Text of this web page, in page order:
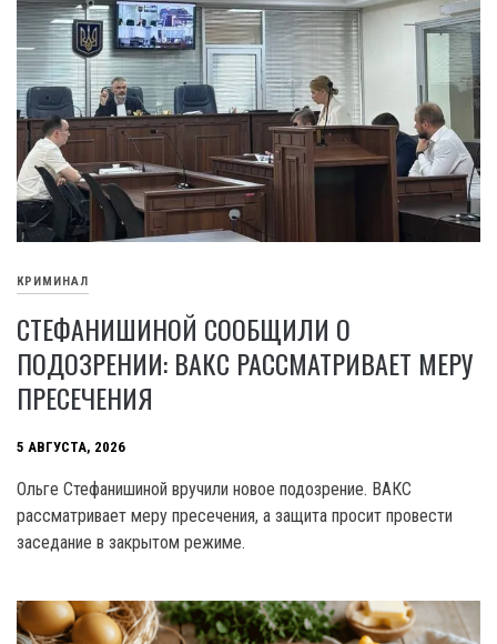
КРИМИНАЛ
СТЕФАНИШИНОЙ СООБЩИЛИ О
ПОДОЗРЕНИИ: ВАКС РАССМАТРИВАЕТ МЕРУ
ПРЕСЕЧЕНИЯ
5 АВГУСТА, 2026
Ольге Стефанишиной вручили новое подозрение. ВАКС
рассматривает меру пресечения, а защита просит провести
заседание в закрытом режиме.